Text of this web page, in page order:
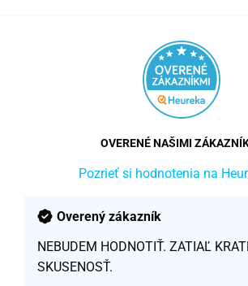
OVERENÉ NAŠIMI
Pozrieť si hodnotenia na
Overený zákazník
NEBUDEM HODNOTIŤ. ZATIAĽ
SKUSENOSŤ.